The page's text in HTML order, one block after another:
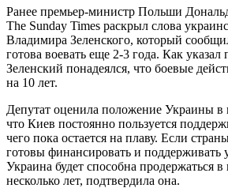
Ранее премьер-министр Польши
The Sunday Times раскрыл слова
Владимира Зеленского, который
готова воевать еще 2-3 года. Как
Зеленский понадеялся, что боевые
на 10 лет.
Депутат оценила положение Украины в
что Киев постоянно пользуется
чего пока остается на плаву. Если
готовы финансировать и поддерживать
Украина будет способна продержаться
несколько лет, подтвердила она.